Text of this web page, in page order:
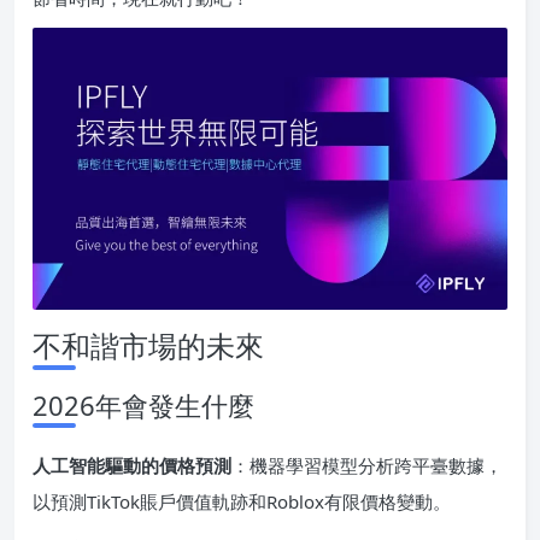
不和諧市場的未來
2026年會發生什麼
人工智能驅動的價格預測 ：機器學習模型分析跨平臺數據，
以預測TikTok賬戶價值軌跡和Roblox有限價格變動。